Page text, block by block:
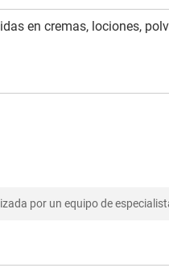
en cremas, lociones,
por un equipo de